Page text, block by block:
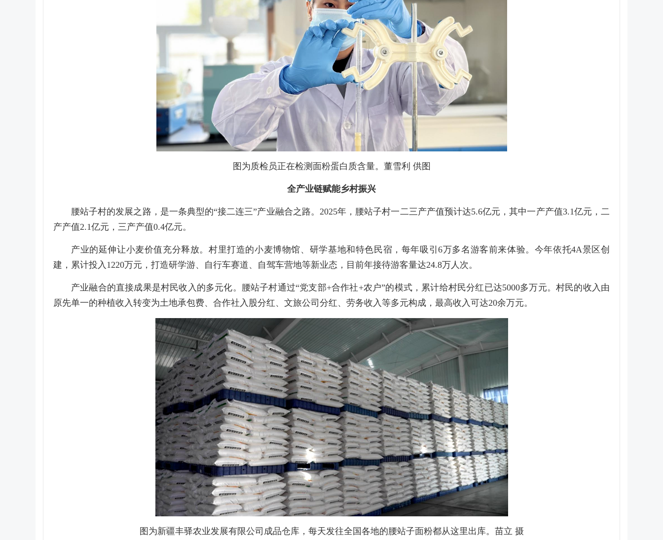
图为质检员正在检测面粉蛋白质含量。董雪利 供图
全产业链赋能乡村振兴
腰站子村的发展之路，是一条典型的“接二连三”产业融合之路。2025年，腰站子村一二三产产值预计达5.6亿元，其中一产产值3.1亿元，二
产产值2.1亿元，三产产值0.4亿元。
产业的延伸让小麦价值充分释放。村里打造的小麦博物馆、研学基地和特色民宿，每年吸引6万多名游客前来体验。今年依托4A景区创
建，累计投入1220万元，打造研学游、自行车赛道、自驾车营地等新业态，目前年接待游客量达24.8万人次。
产业融合的直接成果是村民收入的多元化。腰站子村通过“党支部+合作社+农户”的模式，累计给村民分红已达5000多万元。村民的收入由
原先单一的种植收入转变为土地承包费、合作社入股分红、文旅公司分红、劳务收入等多元构成，最高收入可达20余万元。
图为新疆丰驿农业发展有限公司成品仓库，每天发往全国各地的腰站子面粉都从这里出库。苗立 摄